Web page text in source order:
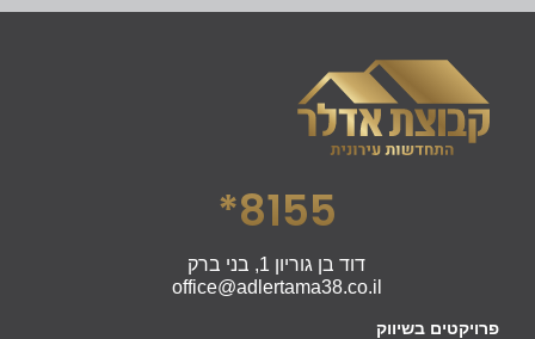
8155*
דוד בן גוריון 1, בני ברק
office@adlertama38.co.il
פרויקטים בשיווק